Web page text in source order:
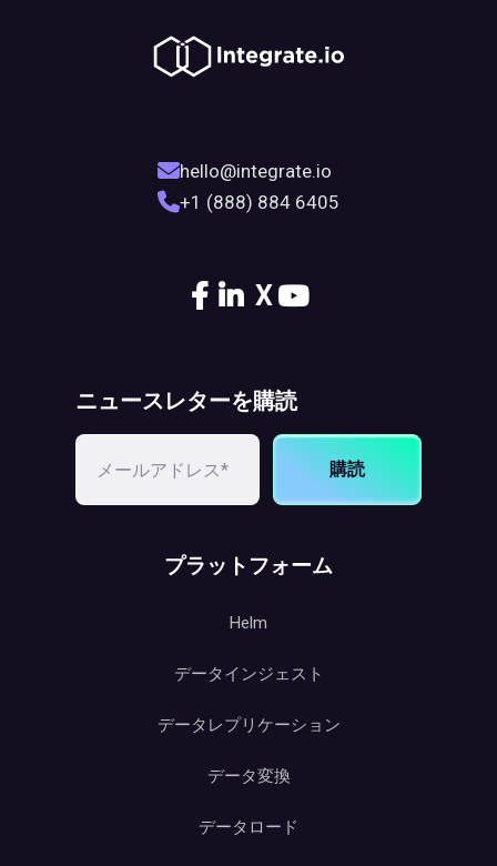
hello@integrate.io
+1 (888) 884 6405
X
ニュースレターを購読
購読
プラットフォーム
Helm
データインジェスト
データレプリケーション
データ変換
データロード